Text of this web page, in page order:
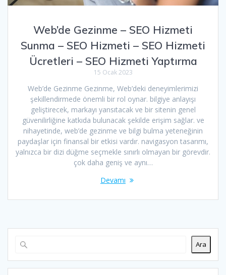
Web’de Gezinme – SEO Hizmeti
Sunma – SEO Hizmeti – SEO Hizmeti
Ücretleri – SEO Hizmeti Yaptırma
15 Ocak 2023
Web’de Gezinme Gezinme, Web’deki deneyimlerimizi
şekillendirmede önemli bir rol oynar. bilgiye anlayışı
geliştirecek, markayı yansıtacak ve bir sitenin genel
güvenilirliğine katkıda bulunacak şekilde erişim sağlar. ve
nihayetinde, web’de gezinme ve bilgi bulma yeteneğinin
paydaşlar için finansal bir etkisi vardır. navigasyon tasarımı,
yalnızca bir dizi düğme seçmekle sınırlı olmayan bir görevdir.
çok daha geniş ve aynı…
Devamı
Ara